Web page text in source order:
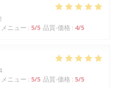
メニュー : 5/5 品質-価格 : 4/5
メニュー : 5/5 品質-価格 : 5/5